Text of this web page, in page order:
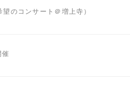
のコンサート＠増上寺）